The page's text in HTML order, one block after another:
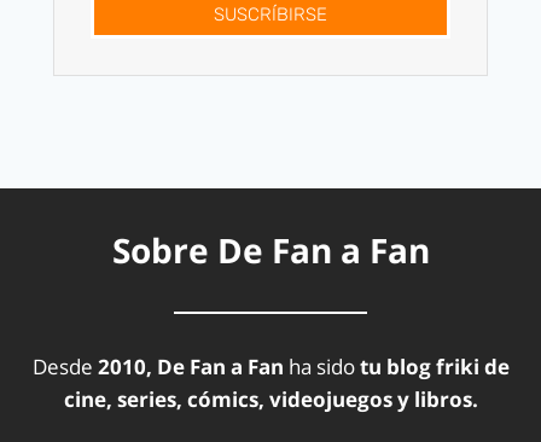
SUSCRÍBIRSE
Sobre De Fan a Fan
Desde 2010, De Fan a Fan ha sidotu blog friki de
cine, series, cómics, videojuegos y libros.